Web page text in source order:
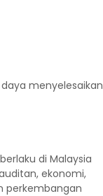
menyelesaikan
di Malaysia
ekonomi,
perkembangan